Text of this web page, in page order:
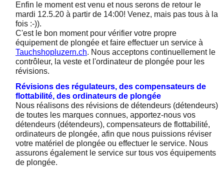
Enfin le moment est venu et nous serons de retour le
mardi 12.5.20 à partir de 14:00! Venez, mais pas tous à la
fois :-)).
C'est le bon moment pour vérifier votre propre
équipement de plongée et faire effectuer un service à
Tauchshopluzern.ch. Nous acceptons continuellement le
contrôleur, la veste et l'ordinateur de plongée pour les
révisions.
Révisions des régulateurs, des compensateurs de
flottabilité, des ordinateurs de plongée
Nous réalisons des révisions de détendeurs (détendeurs)
de toutes les marques connues, apportez-nous vos
détendeurs (détendeurs), compensateurs de flottabilité,
ordinateurs de plongée, afin que nous puissions réviser
votre matériel de plongée ou effectuer le service. Nous
assurons également le service sur tous vos équipements
de plongée.